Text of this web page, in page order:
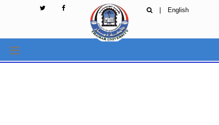
English
|